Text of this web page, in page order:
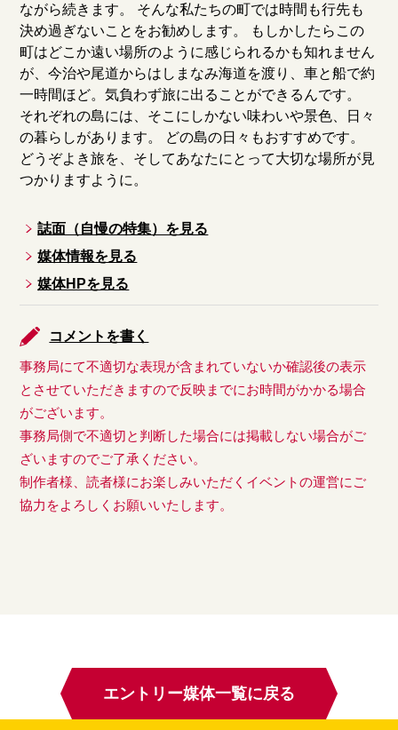
ながら続きます。 そんな私たちの町では時間も行先も
決め過ぎないことをお勧めします。 もしかしたらこの
町はどこか遠い場所のように感じられるかも知れません
が、今治や尾道からはしまなみ海道を渡り、車と船で約
一時間ほど。気負わず旅に出ることができるんです。
それぞれの島には、そこにしかない味わいや景色、日々
の暮らしがあります。 どの島の日々もおすすめです。
どうぞよき旅を、そしてあなたにとって大切な場所が見
つかりますように。
誌面（自慢の特集）を見る
媒体情報を見る
媒体HPを見る
コメントを書く
事務局にて不適切な表現が含まれていないか確認後の表示
とさせていただきますので反映までにお時間がかかる場合
がございます。
事務局側で不適切と判断した場合には掲載しない場合がご
ざいますのでご了承ください。
制作者様、読者様にお楽しみいただくイベントの運営にご
協力をよろしくお願いいたします。
エントリー媒体一覧に戻る